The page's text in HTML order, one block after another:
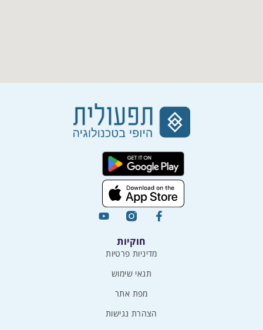
חוקיות
מדיניות פרטיות
תנאי שימוש
מפת אתר
הצהרת נגישות